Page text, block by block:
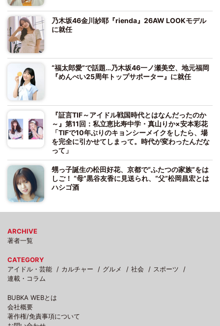
乃木坂46金川紗耶『rienda』26AW LOOKモデル
に就任
“福太郎愛”で話題…乃木坂46一ノ瀬美空、地元福岡
『めんべい25周年トップサポーター』に就任
『証言TIF～アイドル戦国時代とはなんだったのか
～』第11回：私立恵比寿中学・真山りか×安本彩花
「TIFで10年ぶりのキョンシーメイクをしたら、場
を完全に引かせてしまって。時代が変わったんだな
って」
甥っ子誕生の松田好花、京都で“ふたつの家族”をは
しご！ “母”黒谷友香に見送られ、“父”松岡昌宏とは
ハシゴ酒
ARCHIVE
著者一覧
CATEGORY
アイドル・芸能
カルチャー グルメ 社会
スポーツ
連載・コラム
BUBKA WEBとは
会社概要
著作権/免責事項について